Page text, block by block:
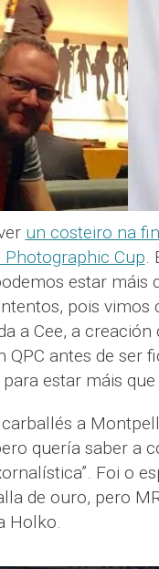
un costeiro na
Photographic Cup.
estar máis
pois
a Cee, a
antes de ser
estar máis
a
quería saber a
Foi o
de ouro, pero
Holko.